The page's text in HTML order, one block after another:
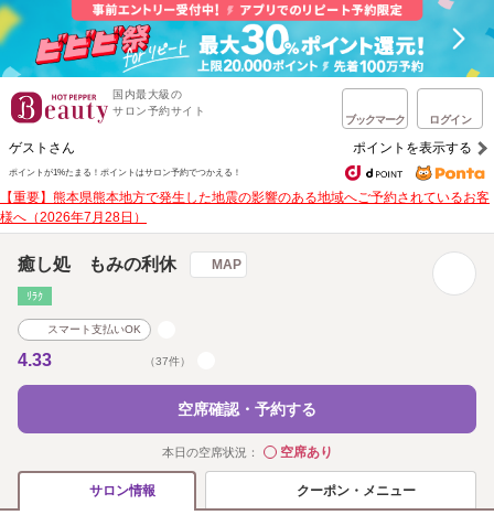
国内最大級の
サロン予約サイト
ブックマーク ログイン
ゲストさん ポイントを表示する
ポイントが1%たまる！ ポイントはサロン予約でつかえる！
【重要】熊本県熊本地方で発生した地震の影響のある地域へご予約されているお客
様へ（2026年7月28日）
癒し処 もみの利休 MAP
ﾘﾗｸ
スマート支払いOK
4.33 （37件）
空席確認・予約する
本日の空席状況： ◯空席あり
サロン情報 クーポン・メニュー